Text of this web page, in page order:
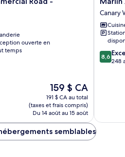
ouverte en
temps
Le
prix
est
de
159 $ CA
159 $ CA
191 $ CA au total
(taxes et frais compris)
Du 14 août au 15 août
Canary
Wharf
Canary
Wharf
Canary
8.6
sur
8,6
248
semblables